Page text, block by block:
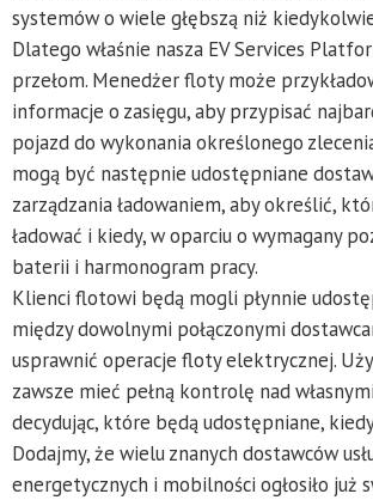
systemów o wiele głębszą niż
Dlatego właśnie nasza EV Services
przełom. Menedżer floty może
informacje o zasięgu, aby przypisać
pojazd do wykonania określonego
mogą być następnie udostępniane
zarządzania ładowaniem, aby określić,
ładować i kiedy, w oparciu o wymagany
baterii i harmonogram pracy.
Klienci flotowi będą mogli płynnie
między dowolnymi połączonymi
usprawnić operacje floty elektrycznej.
zawsze mieć pełną kontrolę nad
decydując, które będą udostępniane,
Dodajmy, że wielu znanych dostawców
energetycznych i mobilności ogłosiło już